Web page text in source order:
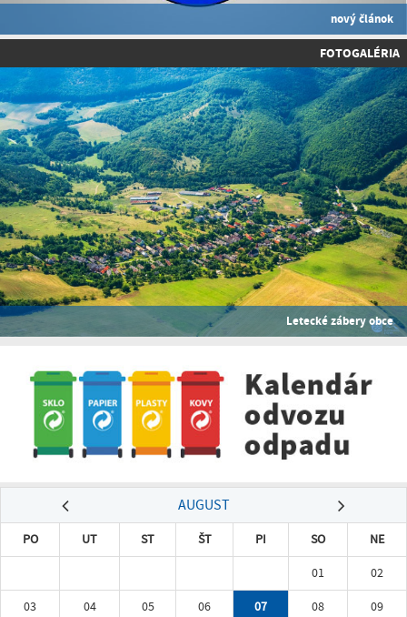
nový článok
FOTOGALÉRIA
Letecké zábery obce
AUGUST
PO UT ST ŠT PI SO
NE
01
02
03
04 05 06 07 08
09